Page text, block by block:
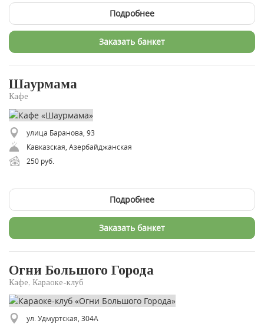
Подробнее
Заказать банкет
Шаурмама
Кафе
улица Баранова, 93
​Кавказская, Азербайджанская
250 руб.
Подробнее
Заказать банкет
Огни Большого Города
Кафе, Караоке-клуб
ул. Удмуртская, 304А